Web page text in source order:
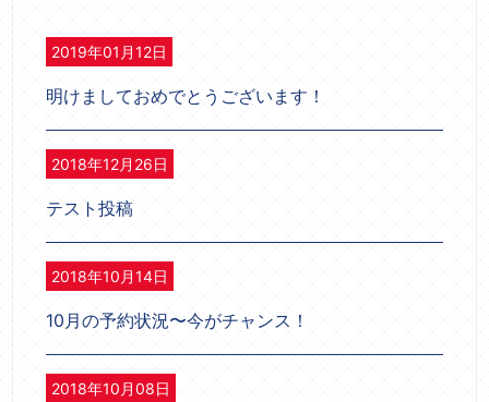
2019年01月12日
明けましておめでとうございます！
2018年12月26日
テスト投稿
2018年10月14日
10月の予約状況〜今がチャンス！
2018年10月08日